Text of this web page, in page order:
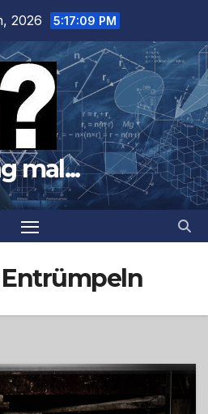
2026 5:17:10 PM
mal...
Entrümpeln